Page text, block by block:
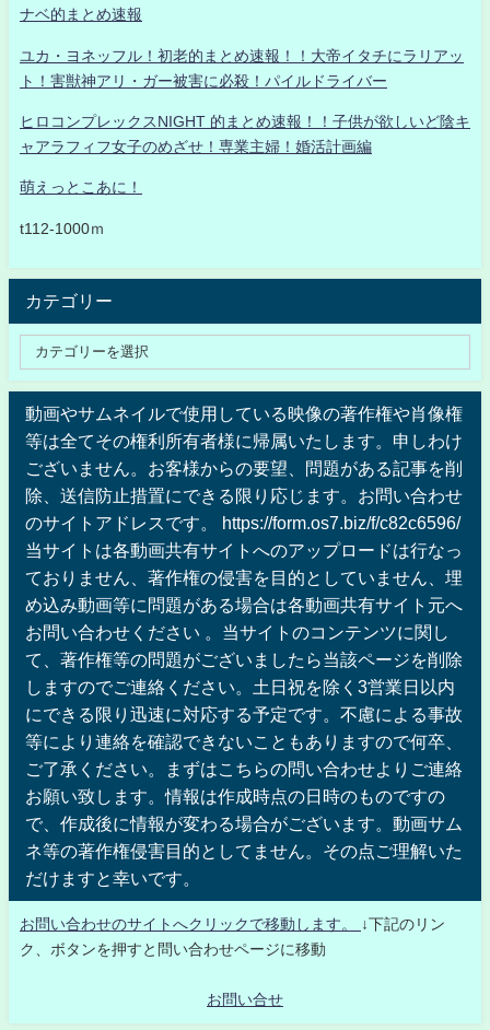
ナベ的まとめ速報
ユカ・ヨネッフル！初老的まとめ速報！！大帝イタチにラリアッ
ト！害獣神アリ・ガー被害に必殺！パイルドライバー
ヒロコンプレックスNIGHT 的まとめ速報！！子供が欲しいど陰キ
ャアラフィフ女子のめざせ！専業主婦！婚活計画編
萌えっとこあに！
t112-1000ｍ
カテゴリー
動画やサムネイルで使用している映像の著作権や肖像権
等は全てその権利所有者様に帰属いたします。申しわけ
ございません。お客様からの要望、問題がある記事を削
除、送信防止措置にできる限り応じます。お問い合わせ
のサイトアドレスです。 https://form.os7.biz/f/c82c6596/
当サイトは各動画共有サイトへのアップロードは行なっ
ておりません、著作権の侵害を目的としていません、埋
め込み動画等に問題がある場合は各動画共有サイト元へ
お問い合わせください 。当サイトのコンテンツに関し
て、著作権等の問題がございましたら当該ページを削除
しますのでご連絡ください。土日祝を除く3営業日以内
にできる限り迅速に対応する予定です。不慮による事故
等により連絡を確認できないこともありますので何卒、
ご了承ください。まずはこちらの問い合わせよりご連絡
お願い致します。情報は作成時点の日時のものですの
で、作成後に情報が変わる場合がございます。動画サム
ネ等の著作権侵害目的としてません。その点ご理解いた
だけますと幸いです。
お問い合わせのサイトへクリックで移動します。
↓下記のリン
ク、ボタンを押すと問い合わせページに移動
お問い合せ